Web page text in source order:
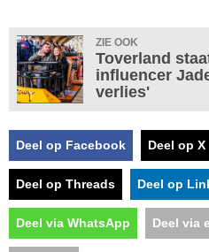
ZIE OOK
Toverland
influencer
verlies'
Deel op Facebook Deel op X
Deel op Threads Deel op
Deel via WhatsApp Deel via